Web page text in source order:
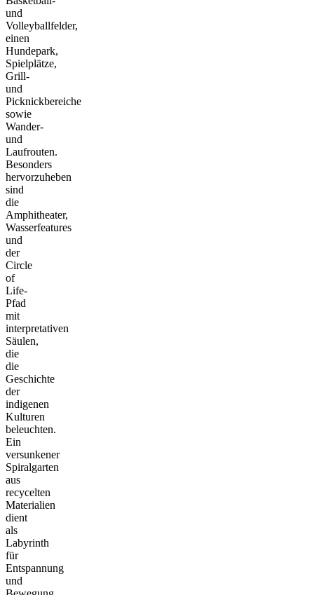
und
Volleyballfelder,
einen
Hundepark,
Spielplätze,
Grill-
und
Picknickbereiche
sowie
Wander-
und
Laufrouten.
Besonders
hervorzuheben
sind
die
Amphitheater,
Wasserfeatures
und
der
Circle
of
Life-
Pfad
mit
interpretativen
Säulen,
die
die
Geschichte
der
indigenen
Kulturen
beleuchten.
Ein
versunkener
Spiralgarten
aus
recycelten
Materialien
dient
als
Labyrinth
für
Entspannung
und